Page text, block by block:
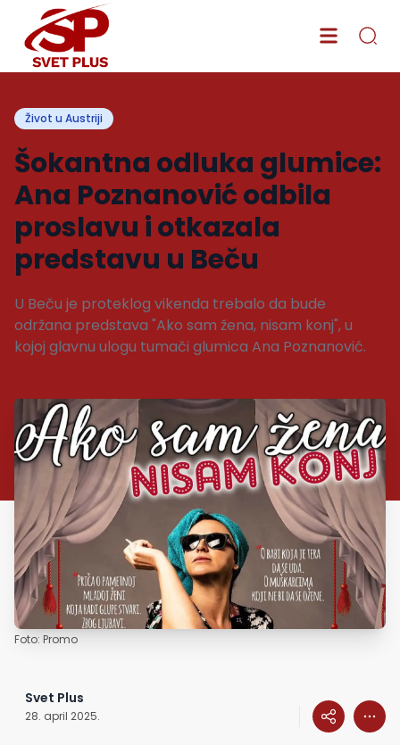
Život u Austriji
Šokantna odluka glumice:
Ana Poznanović odbila
proslavu i otkazala
predstavu u Beču
U Beču je proteklog vikenda trebalo da bude
održana predstava "Ako sam žena, nisam konj", u
kojoj glavnu ulogu tumači glumica Ana Poznanović.
Foto: Promo
Svet Plus
28. april 2025.